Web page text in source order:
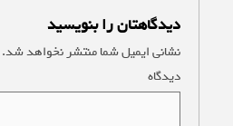
دیدگاهتان را بنویسید
نشانی ایمیل شما منتشر نخواهد شد.
دیدگاه